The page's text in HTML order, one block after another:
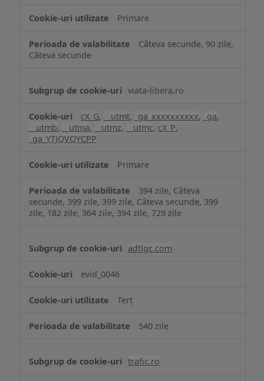
Primare
Câteva secunde, 90 zile,
Câteva secunde
viata-libera.ro
cX_G, __utmt, _ga_xxxxxxxxxx, _ga,
__utmb, __utma, __utmz, __utmc, cX_P,
_ga_YTJQVQYCPP
Primare
394 zile, Câteva
secunde, 399 zile, 399 zile, Câteva secunde, 399
zile, 182 zile, 364 zile, 394 zile, 729 zile
adtlgc.com
evid_0046
Terț
540 zile
trafic.ro